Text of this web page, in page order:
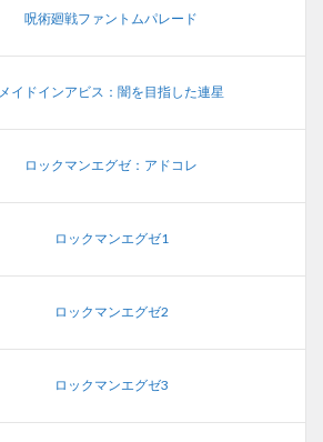
呪術廻戦ファントムパレード
メイドインアビス：闇を目指した連星
ロックマンエグゼ：アドコレ
ロックマンエグゼ1
ロックマンエグゼ2
ロックマンエグゼ3